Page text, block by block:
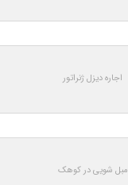
اجاره دیزل ژنراتور
مبل شویی در کوهک